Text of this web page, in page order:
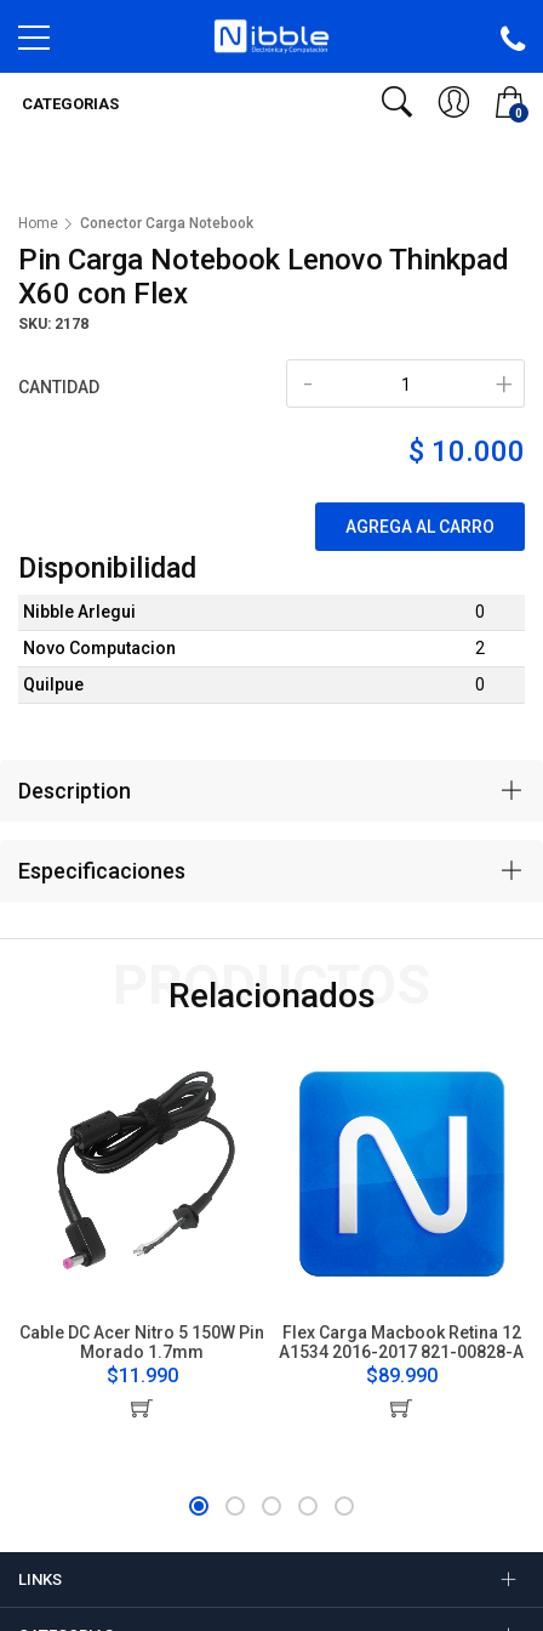
0
CATEGORIAS
Home Conector Carga Notebook
Pin Carga Notebook Lenovo Thinkpad
X60 con Flex
SKU: 2178
CANTIDAD +
-
$ 10.000
AGREGA AL CARRO
Disponibilidad
Nibble Arlegui
0
Novo Computacion
2
Quilpue
0
Description
Especificaciones
Relacionados
PRODUCTOS
Cable DC Acer Nitro 5 150W Pin
Morado 1.7mm
$11.990
Flex Carga Macbook Retina 12
A1534 2016-2017 821-00828-A
$89.990
LINKS